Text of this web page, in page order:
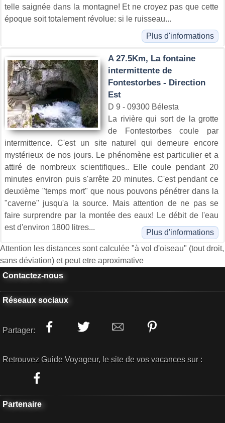
telle saignée dans la montagne! Et ne croyez pas que cette
époque soit totalement révolue: si le ruisseau...
Plus d'informations
A 27.5Km, La fontaine
intermittente de
Fontestorbes - Direction
Est
D 9 - 09300 Bélesta
La rivière qui sort de la grotte
de Fontestorbes coule par
intermittence. C'est un site naturel qui demeure encore
mystérieux de nos jours. Le phénomène est particulier et a
attiré de nombreux scientifiques.. Elle coule pendant 20
minutes environ puis s'arrête 20 minutes. C'est pendant ce
deuxième "temps mort" que nous pouvons pénétrer dans la
"caverne" jusqu'a la source. Mais attention de ne pas se
faire surprendre par la montée des eaux! Le débit de l'eau
est d'environ 1800 litres...
Plus d'informations
Attention les distances sont calculée "à vol d'oiseau" (tout droit,
sans déviation) et peut etre aproximative
Contactez-nous
Réseaux sociaux
Partager:
Retrouvez Guide Voyageur, le site de vos vacances sur :
Partenaire